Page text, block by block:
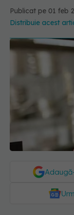
Publicat pe 01 feb
Distribuie acest